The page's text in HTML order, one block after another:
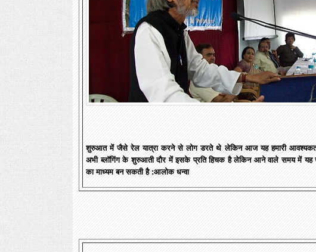
शुरुआत में जैसे रेल यात्रा करने से लोग डरते थे लेकिन आज यह हमारी
अभी ब्लॉगिंग के शुरुआती दौर में इसके प्रति हिचक है लेकिन आने वाले समय में यह
का माध्यम बन सकती है :आलोक धन्वा